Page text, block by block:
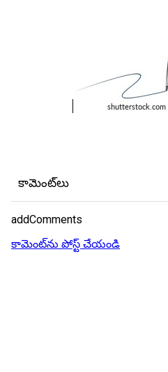
కామెంట్‌లు
addComments
కామెంట్‌ను పోస్ట్ చేయండి